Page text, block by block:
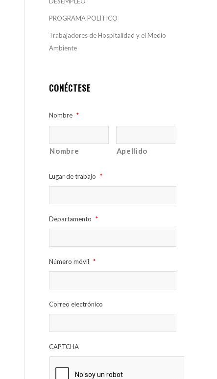
PROGRAMA POLÍTICO
Trabajadores de Hospitalidad y el Medio
Ambiente
CONÉCTESE
Nombre *
Nombre Apellido
Lugar de trabajo *
Departamento *
Número móvil *
Correo electrónico
CAPTCHA